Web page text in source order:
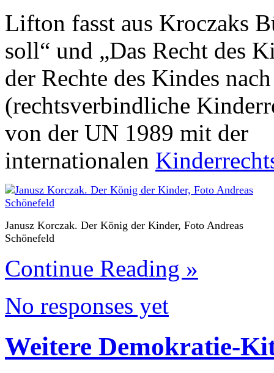
Lifton fasst aus Kroczaks
soll“ und „Das Recht des
der Rechte des Kindes
(rechtsverbindliche
von der UN 1989 mit der
internationalen
Janusz Korczak. Der König der Kinder, Foto Andreas
Schönefeld
Continue Reading »
No responses yet
Weitere Demokratie-